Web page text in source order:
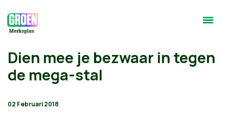
Dien mee je bezwaar in tegen
de mega-stal
02 Februari 2018